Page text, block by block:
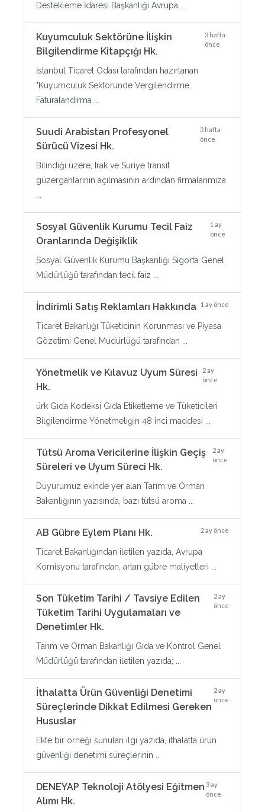
Destekleme İdaresi Başkanlığı Avrupa ...
Kuyumculuk Sektörüne İlişkin
Bilgilendirme Kitapçığı Hk.
3 hafta
önce
İstanbul Ticaret Odası tarafından hazırlanan
"Kuyumculuk Sektöründe Vergilendirme,
Faturalandırma ...
Suudi Arabistan Profesyonel
Sürücü Vizesi Hk.
3 hafta
önce
Bilindiği üzere, Irak ve Suriye transit
güzergahlarının açılmasının ardından firmalarımıza
Sosyal Güvenlik Kurumu Tecil Faiz
Oranlarında Değişiklik
1 ay
önce
Sosyal Güvenlik Kurumu Başkanlığı Sigorta Genel
Müdürlüğü tarafından tecil faiz ...
İndirimli Satış Reklamları Hakkında 1 ay önce
Ticaret Bakanlığı Tüketicinin Korunması ve Piyasa
Gözetimi Genel Müdürlüğü tarafından ...
Yönetmelik ve Kılavuz Uyum Süresi
Hk.
2 ay
önce
ürk Gıda Kodeksi Gıda Etiketleme ve Tüketicileri
Bilgilendirme Yönetmeliğin 48 inci maddesi ...
Tütsü Aroma Vericilerine İlişkin Geçiş
Süreleri ve Uyum Süreci Hk.
2 ay
önce
Duyurumuz ekinde yer alan Tarım ve Orman
Bakanlığının yazısında, bazı tütsü aroma ...
AB Gübre Eylem Planı Hk. 2 ay önce
Ticaret Bakanlığından iletilen yazıda, Avrupa
Komisyonu tarafından, artan gübre maliyetleri ...
Son Tüketim Tarihi / Tavsiye Edilen
Tüketim Tarihi Uygulamaları ve
Denetimler Hk.
2 ay
önce
Tarım ve Orman Bakanlığı Gıda ve Kontrol Genel
Müdürlüğü tarafından iletilen yazıda; ...
İthalatta Ürün Güvenliği Denetimi
Süreçlerinde Dikkat Edilmesi Gereken
Hususlar
2 ay
önce
Ekte bir örneği sunulan ilgi yazıda, ithalatta ürün
güvenliği denetimi süreçlerinin ...
DENEYAP Teknoloji Atölyesi Eğitmen
Alımı Hk.
3 ay
önce